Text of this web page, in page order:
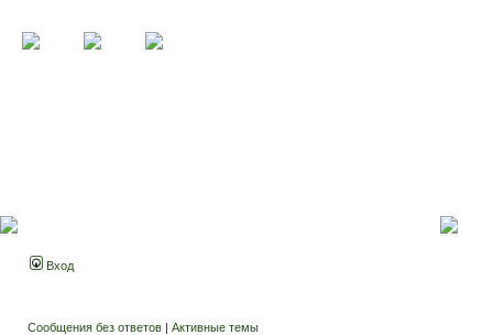
Вход
Сообщения без ответов | Активные темы